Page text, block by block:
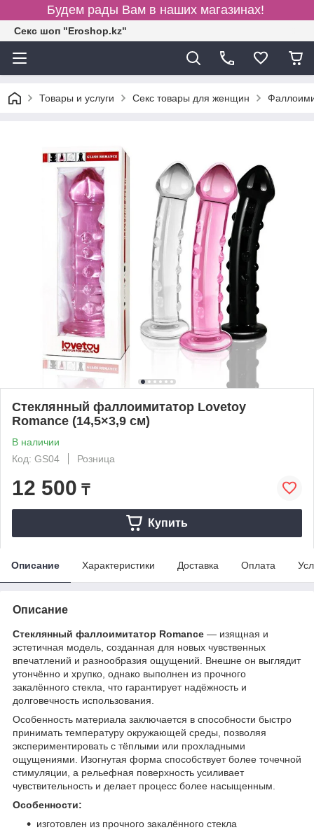
Будем рады Вам в наших магазинах!
Секс шоп "Eroshop.kz"
Товары и услуги Секс товары для женщин
Стеклянный фаллоимитатор Lovetoy
Romance (14,5×3,9 см)
В наличии
Код: GS04
Розница
12 500 ₸
Купить
Описание Характеристики Доставка Оплата
Описание
Стеклянный фаллоимитатор Romance — изящная и
эстетичная модель, созданная для новых чувственных
впечатлений и разнообразия ощущений. Внешне он выглядит
утончённо и хрупко, однако выполнен из прочного
закалённого стекла, что гарантирует надёжность и
долговечность использования.
Особенность материала заключается в способности быстро
принимать температуру окружающей среды, позволяя
экспериментировать с тёплыми или прохладными
ощущениями. Изогнутая форма способствует более точечной
стимуляции, а рельефная поверхность усиливает
чувствительность и делает процесс более насыщенным.
Особенности:
изготовлен из прочного закалённого стекла